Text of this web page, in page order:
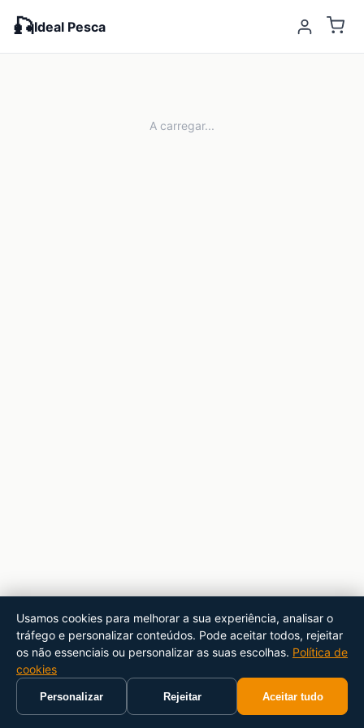
🎣Ideal Pesca
A carregar...
Usamos cookies para melhorar a sua experiência, analisar o
tráfego e personalizar conteúdos. Pode aceitar todos, rejeitar
os não essenciais ou personalizar as suas escolhas. Política de
cookies
Personalizar Rejeitar Aceitar tudo